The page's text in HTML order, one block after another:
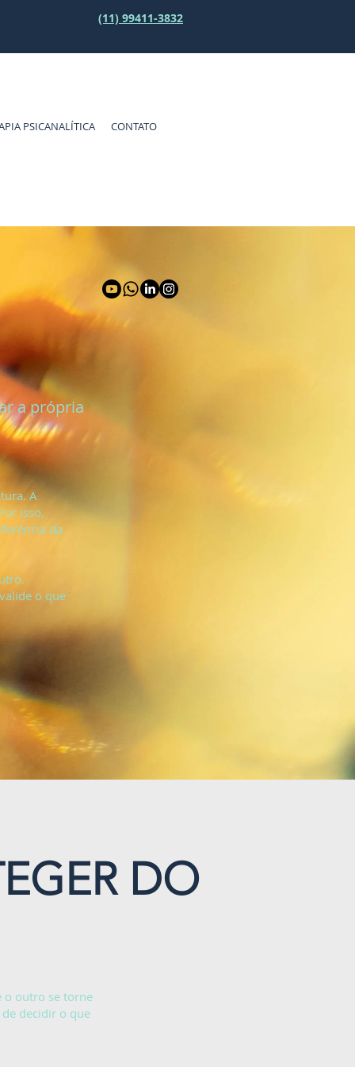
(11) 99411-3832
PSICANALÍTICA CONTATO
a própria
A
isso,
da
o que
DO
o outro se torne
decidir o que